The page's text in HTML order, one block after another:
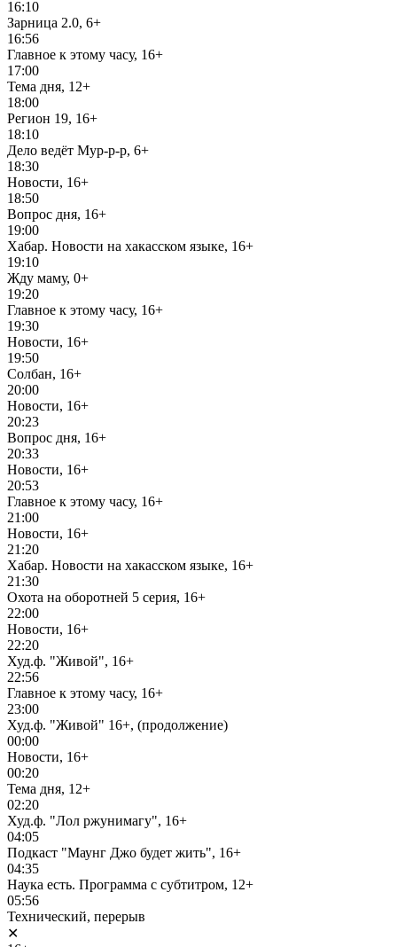
16:10
Зарница 2.0, 6+
16:56
Главное к этому часу, 16+
17:00
Тема дня, 12+
18:00
Регион 19, 16+
18:10
Дело ведёт Мур-р-р, 6+
18:30
Новости, 16+
18:50
Вопрос дня, 16+
19:00
Хабар. Новости на хакасском языке, 16+
19:10
Жду маму, 0+
19:20
Главное к этому часу, 16+
19:30
Новости, 16+
19:50
Солбан, 16+
20:00
Новости, 16+
20:23
Вопрос дня, 16+
20:33
Новости, 16+
20:53
Главное к этому часу, 16+
21:00
Новости, 16+
21:20
Хабар. Новости на хакасском языке, 16+
21:30
Охота на оборотней 5 серия, 16+
22:00
Новости, 16+
22:20
Худ.ф. "Живой", 16+
22:56
Главное к этому часу, 16+
23:00
Худ.ф. "Живой" 16+, (продолжение)
00:00
Новости, 16+
00:20
Тема дня, 12+
02:20
Худ.ф. "Лол ржунимагу", 16+
04:05
Подкаст "Маунг Джо будет жить", 16+
04:35
Наука есть. Программа с субтитром, 12+
05:56
Технический, перерыв
✕